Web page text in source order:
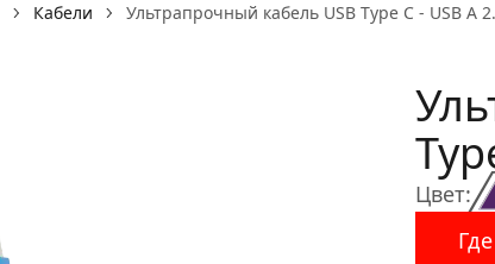
Кабели Ультрапрочный кабель USB Type C - USB A
Цвет: